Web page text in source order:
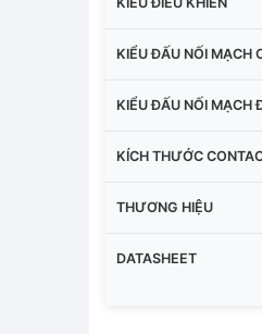
KIỂU ĐẤU NỐI MẠCH
KIỂU ĐẤU NỐI MẠCH
KÍCH THƯỚC
THƯƠNG HIỆU
DATASHEET